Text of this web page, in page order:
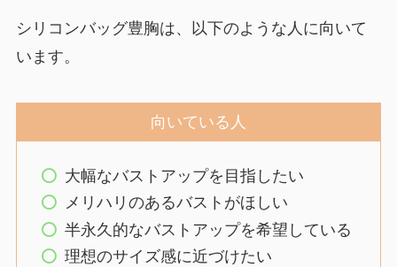
シリコンバッグ豊胸は、以下のような人に向いて
います。
向いている人
大幅なバストアップを目指したい
メリハリのあるバストがほしい
半永久的なバストアップを希望している
理想のサイズ感に近づけたい